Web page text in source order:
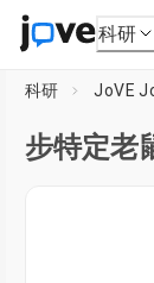
科研
科研 JoVE
步特定老